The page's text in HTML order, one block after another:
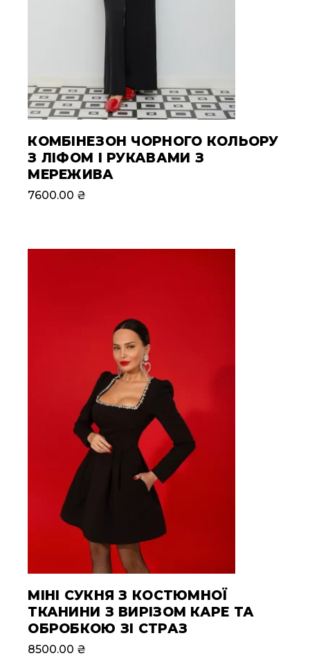
КОМБІНЕЗОН ЧОРНОГО КОЛЬОРУ
З ЛІФОМ І РУКАВАМИ З
МЕРЕЖИВА
7600.00 ₴
МІНІ СУКНЯ З КОСТЮМНОЇ
ТКАНИНИ З ВИРІЗОМ КАРЕ ТА
ОБРОБКОЮ ЗІ СТРАЗ
8500.00 ₴